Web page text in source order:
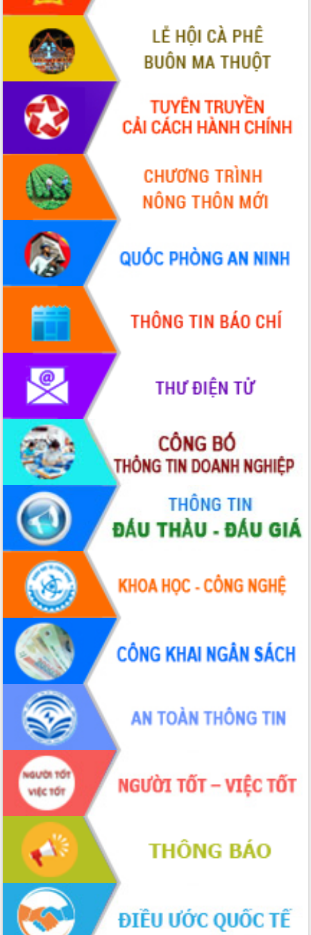
Định vị cà phê Việt Nam như một “di
sản sống” trong dòng chảy toàn cầu
Xây dựng nông thôn mới: Nâng cao đời
sống người dân từ những mô hình thiết
Quyết liệt tháo gỡ vướng mắc, đẩy
nhanh tiến độ các dự án trọng điểm
trong Khu kinh tế Nam Phú Yên
Hòn Yến phát triển du lịch gắn với bảo
tồn biển
Lấy ý kiến điều chỉnh Quy hoạch tỉnh
Đắk Lắk thời kỳ 2021-2030, tầm nhìn
đến năm 2050
Phát động chiến dịch 30 ngày đêm
giải phóng mặt bằng Tuyến đường bộ
ven biển
Đắk Lắk nỗ lực thúc đẩy tăng trưởng
kinh tế từ 10% trở lên trong Quý
II/2026
Đắk Lắk ký kết thỏa thuận hợp tác về
chuyển đổi số giai đoạn 2026 – 2030
với Tập đoàn Bưu chính Viễn thông
Thứ trưởng Bộ Y tế làm việc với tỉnh
Đắk Lắk về phát triển nhân lực y tế
cho trạm y tế cấp xã
Du lịch Đắk Lắk nâng tầm trải nghiệm
du khách thông qua Hệ thống cơ sở dữ
liệu và Bản đồ số
Tập huấn ứng dụng trí tuệ nhân tạo (AI)
trong thương mại điện tử năm 2026
Đoàn đại biểu Quốc hội tỉnh Đắk Lắk
trao đổi thông tin trước Kỳ họp thứ
nhất, Quốc hội khóa XVI
Quyết liệt cải cách hành chính, khơi
thông nguồn lực phát triển
Nâng cao hiệu lực, hiệu quả HĐND
tỉnh thông qua hiện đại hóa hành chính
Xã Ea Phê gắn cải cách hành chính với
chuyển đổi số
Phó Chủ tịch Thường trực UBND tỉnh
Hồ Thị Nguyên Thảo làm việc tại Trung
tâm Phục vụ hành chính công xã Ea
Phê
Xây dựng nền hành chính số đồng
hành cùng nông dân dân, doanh nghiệp
Giai đoạn 2026-2030, Đắk Lắk phấn
đấu có 77% xã đạt chuẩn nông thôn
mới
Chuyển đổi số 'mở đường' cho nông
nghiệp Đắk Lắk tăng trưởng bứt phá
Triển khai đồng bộ đo đạc, lập hồ sơ
địa chính, hoàn thiện cơ sở dữ liệu đất
Ứng dụng sinh trắc học - Bước tiến
trong hành trình chuyển đổi số tại Đắk
Lắk
Đắk Lắk nâng cao hiệu quả công tác
Đảng từ Sổ tay đảng viên điện tử
Đắk Lắk đẩy mạnh nuôi biển công
nghệ, hướng tới phát triển thủy sản
bền vững